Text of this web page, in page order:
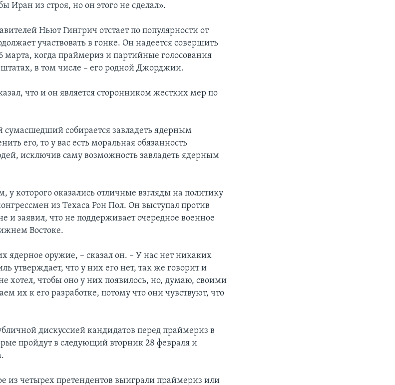
Иран из строя, но он этого не сделал».
Ньют Гингрич отстает по популярности от
участвовать в гонке. Он надеется совершить
марта, когда праймериз и партийные голосования
в том числе – его родной Джорджии.
что и он является сторонником жестких мер по
сумасшедший собирается завладеть ядерным
его, то у вас есть моральная обязанность
исключив саму возможность завладеть ядерным
которого оказались отличные взгляды на политику
из Техаса Рон Пол. Он выступал против
и заявил, что не поддерживает очередное военное
Востоке.
ядерное оружие, – сказал он. – У нас нет никаких
утверждает, что у них его нет, так же говорит и
хотел, чтобы оно у них появилось, но, думаю, своими
их к его разработке, потому что они чувствуют, что
дискуссией кандидатов перед праймериз в
пройдут в следующий вторник 28 февраля и
из четырех претендентов выиграли праймериз или